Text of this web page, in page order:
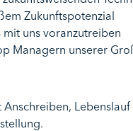
Zukunftspotenzial
uns voranzutreiben
Managern unserer